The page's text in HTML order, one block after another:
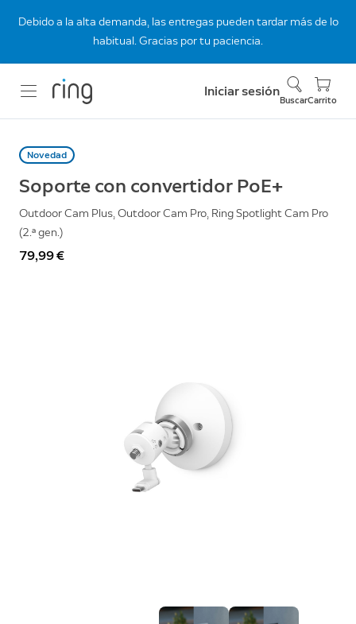
Debido a la alta demanda, las entregas pueden tardar más de lo
habitual. Gracias por tu paciencia.
Iniciar sesión
BuscarCarrito
Novedad
Soporte con convertidor PoE+
Outdoor Cam Plus, Outdoor Cam Pro, Ring Spotlight Cam Pro
(2.ª gen.)
79,99 €